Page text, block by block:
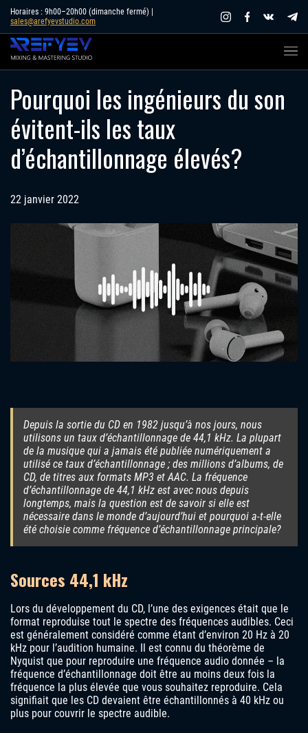
Skip
content
Horaires : 9h00–20h00 (dimanche fermé) |
sales@arefyevstudio.com
Pourquoi les ingénieurs du son
évitent-ils les taux
d’échantillonnage élevés?
22 janvier 2022
Depuis la sortie du CD en 1982 jusqu’à nos jours, nous
utilisons un taux d’échantillonnage de 44,1 kHz. La plupart
de la musique qui a jamais été publiée numériquement a
utilisé ce taux d’échantillonnage ; des millions d’albums, de
CD, de titres aux formats MP3 et AAC. La fréquence
d’échantillonnage de 44,1 kHz est avec nous depuis
longtemps, mais la question est de savoir si elle est
nécessaire dans le monde d’aujourd’hui et pourquoi a-t-elle
été choisie comme fréquence d’échantillonnage principale?
Sources 44,1 kHz
Lors du développement du CD, l’une des exigences était que le
format reproduise tout le spectre des fréquences audibles. Ceci
est généralement considéré comme étant d’environ 20 Hz à 20
kHz pour l’audition humaine. Il est connu du théorème de
Nyquist que pour reproduire une fréquence audio donnée – la
fréquence d’échantillonnage doit être au moins deux fois la
fréquence la plus élevée que vous souhaitez reproduire. Cela
signifiait que les CD devaient être échantillonnés à 40 kHz ou
plus pour couvrir le spectre audible.